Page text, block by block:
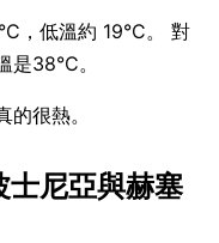
，低溫約 19°C。 對
38°C。
很熱。
士尼亞與赫塞